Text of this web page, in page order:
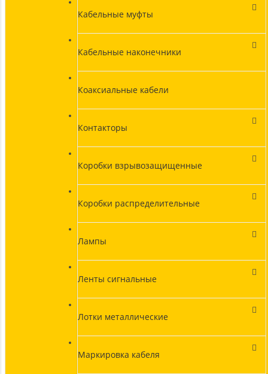
Кабельные муфты
Кабельные наконечники
Коаксиальные кабели
Контакторы
Коробки взрывозащищенные
Коробки распределительные
Лампы
Ленты сигнальные
Лотки металлические
Маркировка кабеля